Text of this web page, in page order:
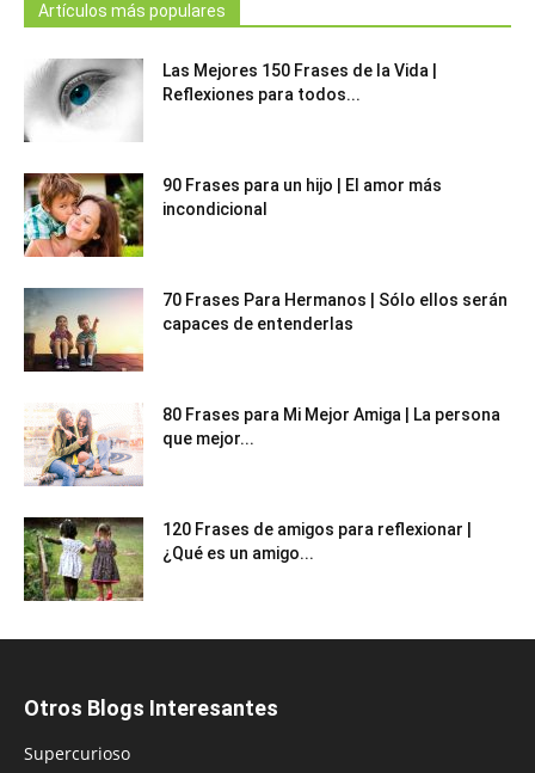
Artículos más populares
Las Mejores 150 Frases de la Vida |
Reflexiones para todos...
90 Frases para un hijo | El amor más
incondicional
70 Frases Para Hermanos | Sólo ellos serán
capaces de entenderlas
80 Frases para Mi Mejor Amiga | La persona
que mejor...
120 Frases de amigos para reflexionar |
¿Qué es un amigo...
Otros Blogs Interesantes
Supercurioso